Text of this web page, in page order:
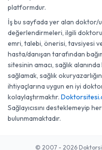
platformdur.
İş bu sayfada yer alan doktor/
değerlendirmeleri, ilgili
emri, talebi, önerisi, tavsiyesi
hasta/danışan tarafından
sitesinin amacı, sağlık
sağlamak, sağlık
ihtiyaçlarına uygun en iyi
kolaylaştırmaktır.
Sağlayıcısını desteklemeyip
bulunmamaktadır.
© 2007 - 2026